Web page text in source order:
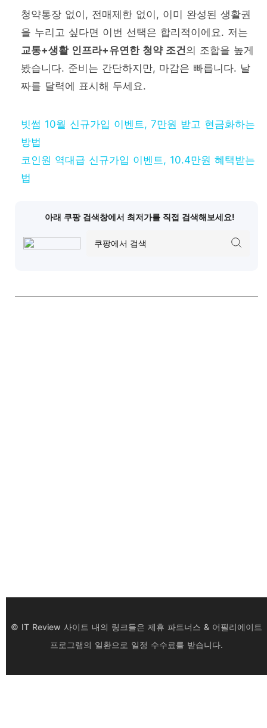
청약통장 없이, 전매제한 없이, 이미 완성된 생활권
을 누리고 싶다면 이번 선택은 합리적이에요. 저는
교통+생활 인프라+유연한 청약 조건의 조합을 높게
봤습니다. 준비는 간단하지만, 마감은 빠릅니다. 날
짜를 달력에 표시해 두세요.
빗썸 10월 신규가입 이벤트, 7만원 받고 현금화하는
방법
코인원 역대급 신규가입 이벤트, 10.4만원 혜택받는
법
아래 쿠팡 검색창에서 최저가를 직접 검색해보세요!
© IT Review 사이트 내의 링크들은 제휴 파트너스 & 어필리에이트
프로그램의 일환으로 일정 수수료를 받습니다.